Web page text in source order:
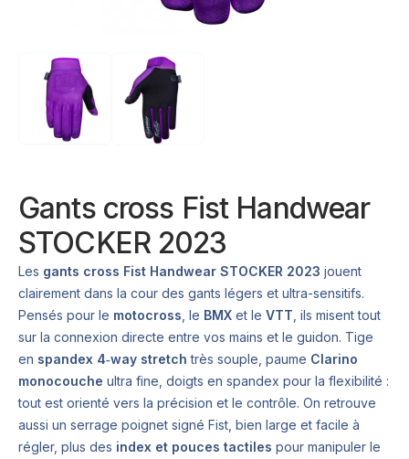
Gants cross Fist Handwear
STOCKER 2023
Les gants cross Fist Handwear STOCKER 2023 jouent
clairement dans la cour des gants légers et ultra-sensitifs.
Pensés pour le motocross , le BMX et le VTT , ils misent tout
sur la connexion directe entre vos mains et le guidon. Tige
en spandex 4‑way stretch très souple, paume Clarino
monocouche ultra fine, doigts en spandex pour la flexibilité :
tout est orienté vers la précision et le contrôle. On retrouve
aussi un serrage poignet signé Fist, bien large et facile à
régler, plus des index et pouces tactiles pour manipuler le